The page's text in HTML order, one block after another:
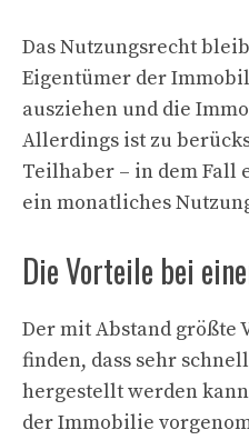
Das Nutzungsrecht
Eigentümer der
ausziehen und die
Allerdings ist zu
Teilhaber – in dem
ein monatliches
Die Vorteile bei
Der mit Abstand größte
finden, dass sehr
hergestellt werden
der Immobilie